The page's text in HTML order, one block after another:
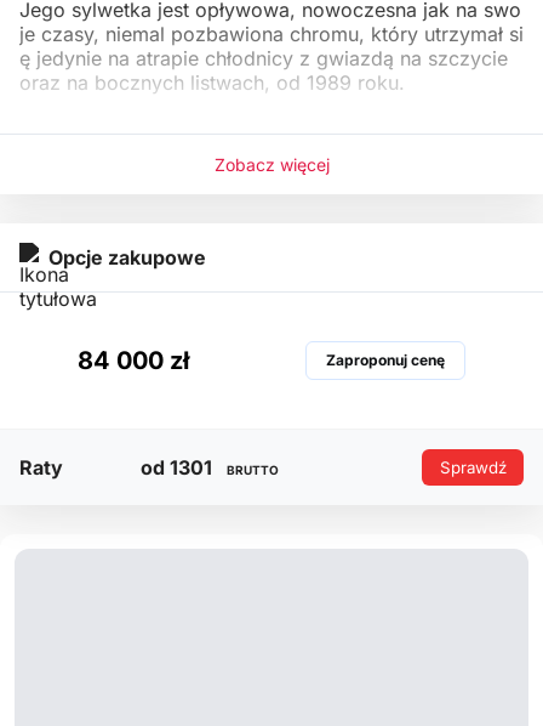
Jego sylwetka jest opływowa, nowoczesna jak na swo
je czasy, niemal pozbawiona chromu, który utrzymał si
ę jedynie na atrapie chłodnicy z gwiazdą na szczycie
oraz na bocznych listwach, od 1989 roku.
Zobacz więcej
Opcje zakupowe
84 000 zł Zaproponuj cenę
Raty od 1301 BRUTTO Sprawdź